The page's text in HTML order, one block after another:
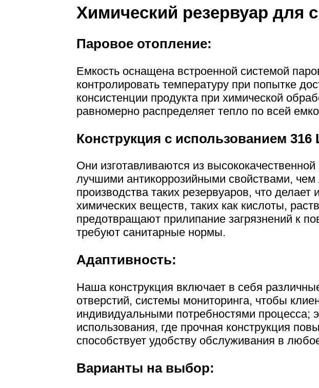
Химический резервуар для
Паровое отопление:
Емкость оснащена встроенной системой
контролировать температуру при попытке
консистенции продукта при химической
равномерно распределяет тепло по всей
Конструкция с использованием 316
Они изготавливаются из
лучшими антикоррозийными свойствами,
производства таких резервуаров, что
химических веществ, таких как кислоты,
предотвращают прилипание загрязнений к
требуют санитарные нормы.
Адаптивность:
Наша конструкция включает в себя
отверстий, системы мониторинга, чтобы
индивидуальными потребностями процесса;
использования, где прочная конструкция
способствует удобству обслуживания в
Варианты на выбор: